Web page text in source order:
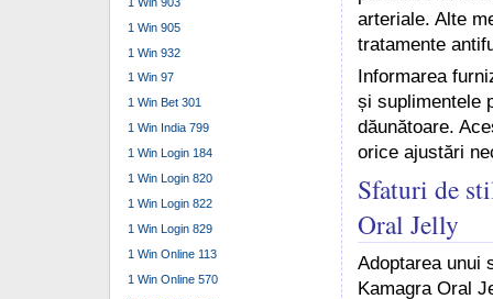
arteriale. Alte
tratamente
Informarea
și suplimentele
dăunătoare.
orice ajustări
Sfaturi de
Oral Jelly
Adoptarea unui
Kamagra Oral
1 Win 905
1 Win 932
1 Win 97
1 Win Bet 301
1 Win India 799
1 Win Login 184
1 Win Login 820
1 Win Login 822
1 Win Login 829
1 Win Online 113
1 Win Online 570